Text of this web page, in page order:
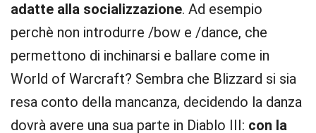
adatte alla socializzazione. Ad esempio
perchè non introdurre /bow e /dance, che
permettono di inchinarsi e ballare come in
World of Warcraft? Sembra che Blizzard si sia
resa conto della mancanza, decidendo la danza
dovrà avere una sua parte in Diablo III: con la